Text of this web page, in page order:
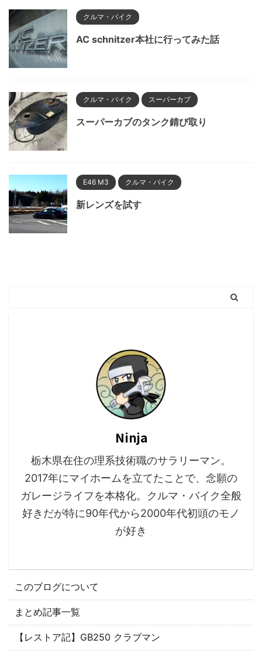
クルマ・バイク
AC schnitzer本社に行ってみた話
クルマ・バイク スーパーカブ
スーパーカブのタンク錆び取り
E46 M3 クルマ・バイク
新レンズを試す
Ninja
栃木県在住の理系技術職のサラリーマン。
2017年にマイホームを立てたことで、念願の
ガレージライフを本格化。クルマ・バイク全般
好きだが特に90年代から2000年代初頭のモノ
が好き
このブログについて
まとめ記事一覧
【レストア記】GB250 クラブマン